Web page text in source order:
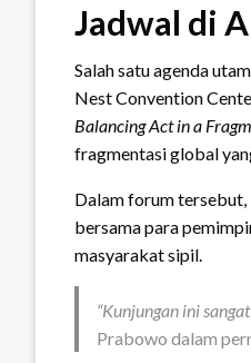
Jadwal di
Salah satu agenda
Nest Convention
Balancing Act in a
fragmentasi global
Dalam forum
bersama para
masyarakat sipil.
“Kunjungan ini
Prabowo dalam